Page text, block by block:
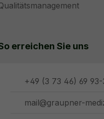
erreichen Sie uns
+49 (3 73 46) 69 93-
mail@graupner-